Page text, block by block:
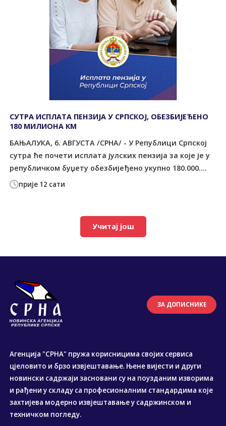
прије 12 сати
СУТРА ИСПЛАТА ПЕНЗИЈА У СРПСКОЈ, ОБЕЗБИЈЕЂЕНО
180 МИЛИОНА КМ
БАЊАЛУКА, 6. АВГУСТА /СРНА/ - У Републици Српској
сутра ће почети исплата јулских пензија за које је у
републичком буџету обезбијеђено укупно 180.000....
Учитај још
ЗА ДОПИСНИКЕ
Агенција "СРНА" пружа корисницима својих сервиса
цјеловито и брзо извјештавање. Њене вијести и други
новински садржаји засновани су на поузданим изворима
и рађени у складу са професионалним стандардима које
захтијева модерно извјештавање у садржинском и
техничком погледу.